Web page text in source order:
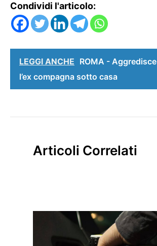
Condividi l'articolo:
LEGGI ANCHE ROMA - Aggredisce
l’ex compagna sotto casa
Articoli Correlati